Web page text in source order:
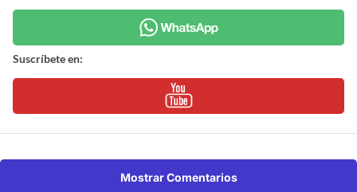
Suscríbete en:
Mostrar Comentarios